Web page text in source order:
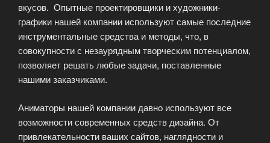
вкусов. Опытные проектировщики и художники-
графики нашей компании используют самые последние
инструментальные средства и методы, что, в
совокупности с незаурядным творческим потенциалом,
позволяет решать любые задачи, поставленные
нашими заказчиками.
Аниматоры нашей компании давно используют все
возможности современных средств дизайна. От
привлекательности ваших сайтов, наглядности и